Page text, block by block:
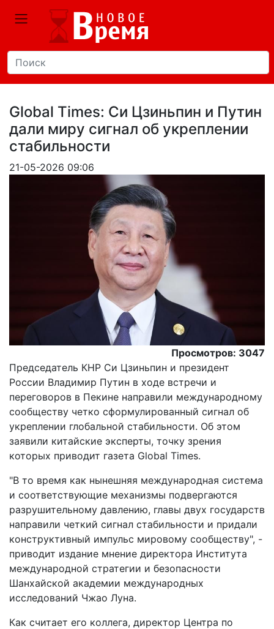
Global Times: Си Цзиньпин и Путин
дали миру сигнал об укреплении
стабильности
21-05-2026 09:06
Просмотров: 3047
Председатель КНР Си Цзиньпин и президент
России Владимир Путин в ходе встречи и
переговоров в Пекине направили международному
сообществу четко сформулированный сигнал об
укреплении глобальной стабильности. Об этом
заявили китайские эксперты, точку зрения
которых приводит газета Global Times.
"В то время как нынешняя международная система
и соответствующие механизмы подвергаются
разрушительному давлению, главы двух государств
направили четкий сигнал стабильности и придали
конструктивный импульс мировому сообществу", -
приводит издание мнение директора Института
международной стратегии и безопасности
Шанхайской академии международных
исследований Чжао Луна.
Как считает его коллега, директор Центра по